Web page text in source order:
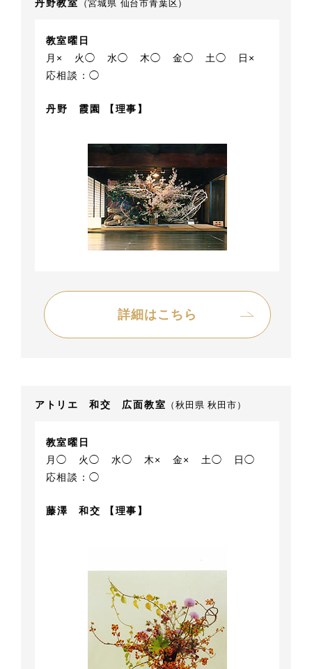
丹野教室 （宮城県 仙台市青葉区）
教室曜日
月×
火◯ 水◯ 木◯ 金◯ 土◯
日×
応相談：◯
丹野 霞園 【理事】
詳細はこちら
アトリエ 和交 広面教室 （秋田県 秋田市）
教室曜日
月◯
火◯ 水◯ 木× 金× 土◯
日◯
応相談：◯
藤澤 和交 【理事】